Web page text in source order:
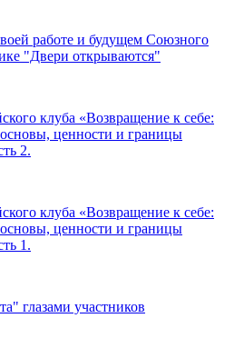
работе и будущем Союзного
"Двери открываются"
клуба «Возвращение к себе:
ценности и границы
2.
клуба «Возвращение к себе:
ценности и границы
1.
глазами участников